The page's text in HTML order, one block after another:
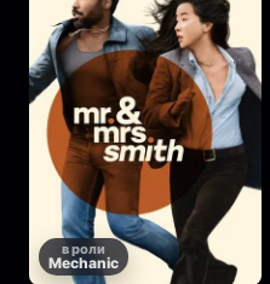
в роли
Mechanic